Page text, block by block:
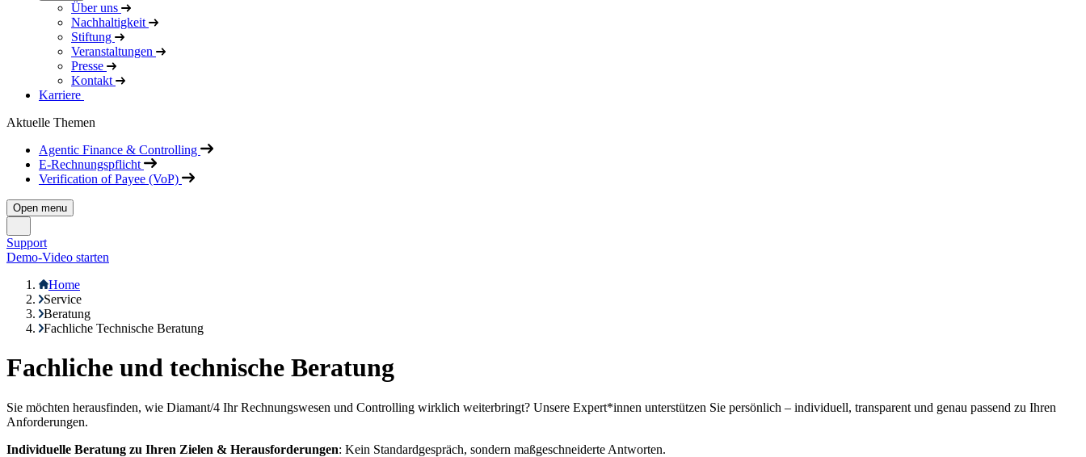
Über uns
Nachhaltigkeit
Stiftung
Veranstaltungen
Presse
Kontakt
Karriere
Aktuelle Themen
Agentic Finance & Controlling
E-Rechnungspflicht
Verification of Payee (VoP)
Open menu
Support
Demo-Video starten
Home
Service
Beratung
Fachliche Technische Beratung
Fachliche und technische Beratung
Sie möchten herausfinden, wie Diamant/4 Ihr Rechnungswesen und Controlling wirklich weiterbringt? Unsere Expert*innen unterstützen Sie persönlich – individuell, transparent und genau passend zu Ihren
Anforderungen.
Individuelle Beratung zu Ihren Zielen & Herausforderungen: Kein Standardgespräch, sondern maßgeschneiderte Antworten.